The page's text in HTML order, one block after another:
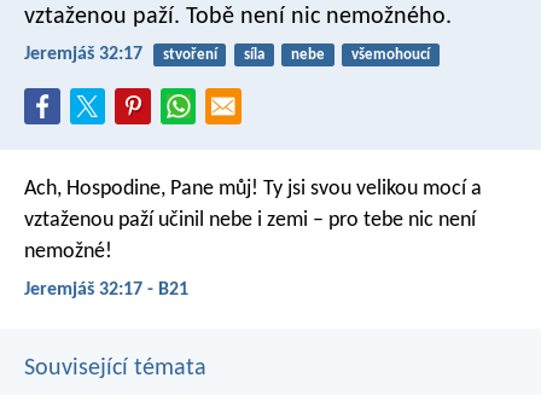
vztaženou paží. Tobě není nic nemožného.
Jeremjáš 32:17 stvoření síla nebe všemohoucí
Ach, Hospodine, Pane můj! Ty jsi svou velikou mocí a
vztaženou paží učinil nebe i zemi – pro tebe nic není
nemožné!
Jeremjáš 32:17 - B21
Související témata